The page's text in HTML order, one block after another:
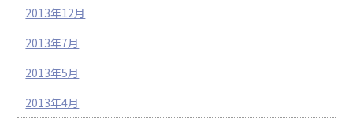
2013年12月
2013年7月
2013年5月
2013年4月